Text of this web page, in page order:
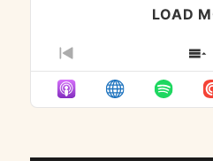
LOAD
PREVIOUS
EPISODE